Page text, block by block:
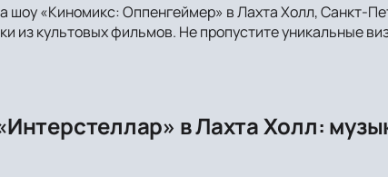
шоу «Киномикс: Оппенгеймер» в Лахта Холл, Санкт-
из культовых фильмов. Не пропустите уникальные
в Лахта Холл: